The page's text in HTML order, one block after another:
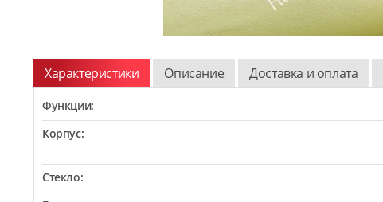
Характеристики Описание Доставка и оплата
Функции:
Корпус:
Стекло: